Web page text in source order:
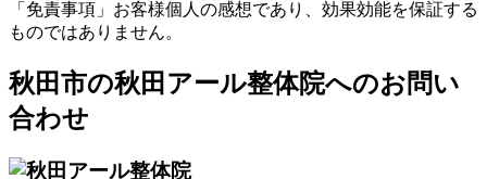
「免責事項」お客様個人の感想であり、効果効能を保証する
ものではありません。
秋田市の秋田アール整体院へのお問い
合わせ